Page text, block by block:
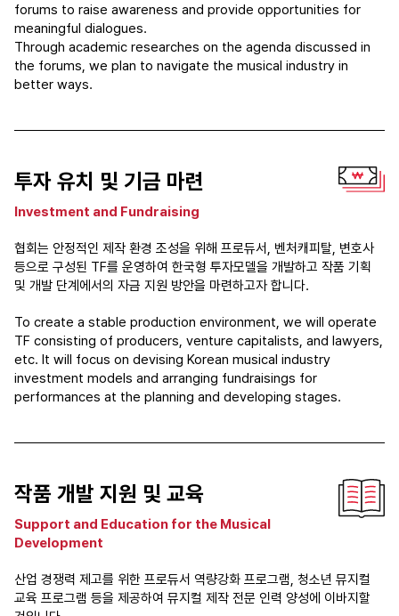
forums to raise awareness and provide opportunities for
meaningful dialogues.
Through academic researches on the agenda discussed in
the forums, we plan to navigate the musical industry in
better ways.
투자 유치 및 기금 마련
Investment and Fundraising
협회는 안정적인 제작 환경 조성을 위해 프로듀서, 벤처캐피탈, 변호사
등으로 구성된 TF를 운영하여 한국형 투자모델을 개발하고 작품 기획
및 개발 단계에서의 자금 지원 방안을 마련하고자 합니다.
To create a stable production environment, we will operate
TF consisting of producers, venture capitalists, and lawyers,
etc. It will focus on devising Korean musical industry
investment models and arranging fundraisings for
performances at the planning and developing stages.
작품 개발 지원 및 교육
Support and Education for the Musical
Development
산업 경쟁력 제고를 위한 프로듀서 역량강화 프로그램, 청소년 뮤지컬
교육 프로그램 등을 제공하여 뮤지컬 제작 전문 인력 양성에 이바지할